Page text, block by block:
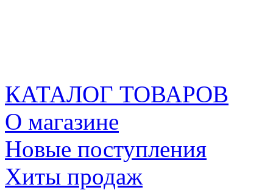
КАТАЛОГ ТОВАРОВ
О магазине
Новые поступления
Хиты продаж